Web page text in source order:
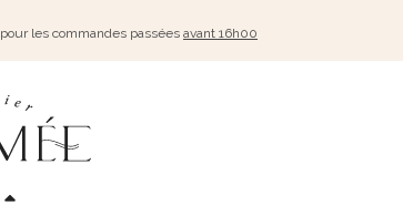
pour les commandes passées avant 16h00